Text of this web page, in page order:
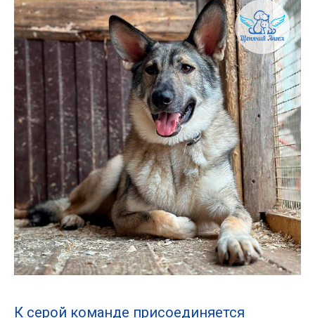
К серой команде присоединяется